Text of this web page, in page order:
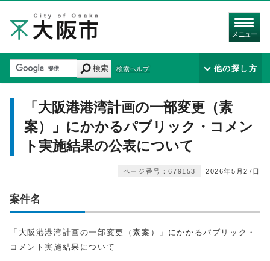
メニュー
検索 検索ヘルプ 他の探し方
「大阪港港湾計画の一部変更（素
案）」にかかるパブリック・コメン
ト実施結果の公表について
2026年5月27日
ページ番号：679153
案件名
「大阪港港湾計画の一部変更（素案）」にかかるパブリック・
コメント実施結果について